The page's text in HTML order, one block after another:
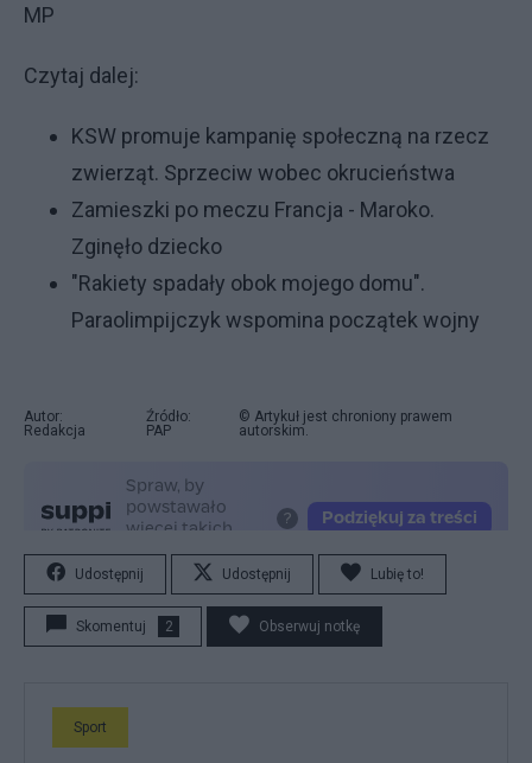
MP
Czytaj dalej:
KSW promuje kampanię społeczną na rzecz
zwierząt. Sprzeciw wobec okrucieństwa
Zamieszki po meczu Francja - Maroko.
Zginęło dziecko
"Rakiety spadały obok mojego domu".
Paraolimpijczyk wspomina początek wojny
Autor:
Redakcja
Źródło:
PAP
© Artykuł jest chroniony prawem
autorskim.
Udostępnij Udostępnij Lubię to!
Skomentuj 2 Obserwuj notkę
Sport